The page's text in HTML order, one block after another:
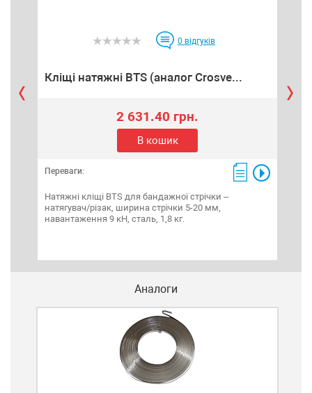
0 відгуків
Кліщі натяжні BTS (аналог Crosve...
2 631.40 грн.
В кошик
Переваги:
Натяжні кліщі BTS для бандажної стрічки –
натягувач/різак, ширина стрічки 5-20 мм,
навантаження 9 кН, сталь, 1,8 кг.
Аналоги